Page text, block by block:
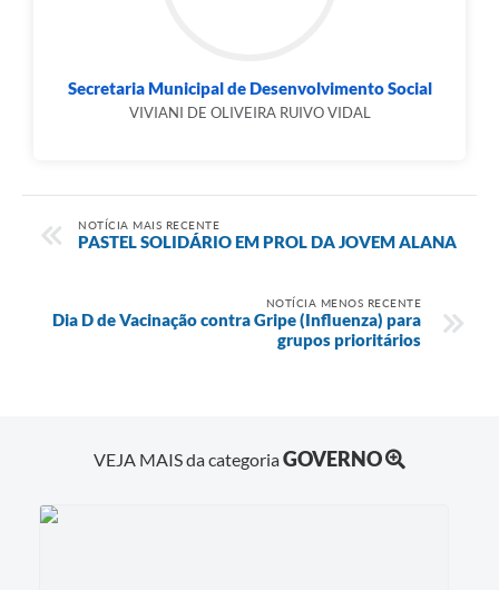
Secretaria Municipal de Desenvolvimento Social
VIVIANI DE OLIVEIRA RUIVO VIDAL
NOTÍCIA MAIS RECENTE
PASTEL SOLIDÁRIO EM PROL DA JOVEM ALANA
NOTÍCIA MENOS RECENTE
Dia D de Vacinação contra Gripe (Influenza) para
grupos prioritários
VEJA MAIS da categoriaGOVERNO